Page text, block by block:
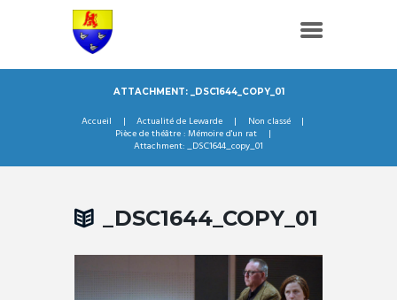
ATTACHMENT: _DSC1644_COPY_01
Accueil Actualité de Lewarde
Non classé
Pièce de théâtre : Mémoire d'un rat
Attachment: _DSC1644_copy_01
_DSC1644_COPY_01